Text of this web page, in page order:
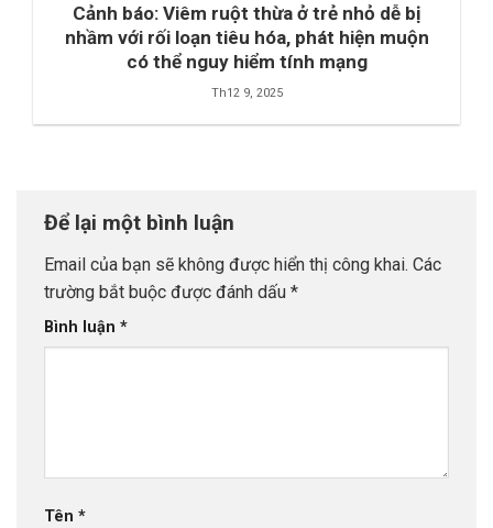
Cảnh báo: Viêm ruột thừa ở trẻ nhỏ dễ bị
nhầm với rối loạn tiêu hóa, phát hiện muộn
có thể nguy hiểm tính mạng
Th12 9, 2025
Để lại một bình luận
Email của bạn sẽ không được hiển thị công khai. Các
trường bắt buộc được đánh dấu *
Bình luận *
Tên *